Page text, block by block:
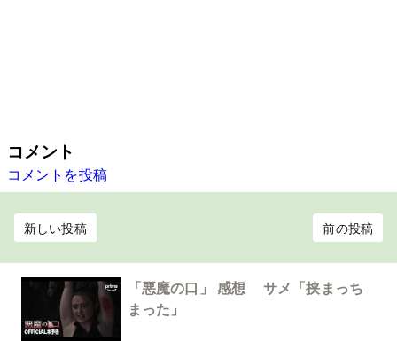
コメント
コメントを投稿
新しい投稿 前の投稿
「悪魔の口」 感想 サメ「挟まっち
まった」